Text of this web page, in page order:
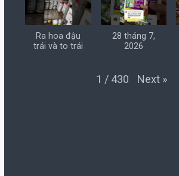
Ra hoa đậu
trái và to trái
28 tháng 7,
2026
1 / 430 Next »